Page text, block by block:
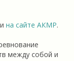
на сайте АКМР.
между собой и